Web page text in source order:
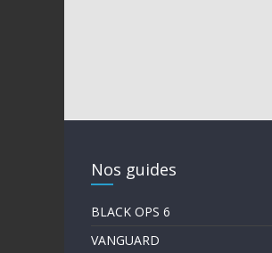
Nos guides
BLACK OPS 6
VANGUARD